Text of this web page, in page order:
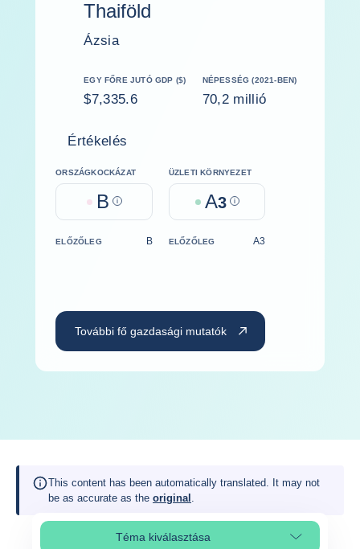
Thaiföld
Ázsia
EGY FŐRE JUTÓ GDP ($)
$7,335.6
NÉPESSÉG (2021-BEN)
70,2 millió
Értékelés
ORSZÁGKOCKÁZAT
B Help
ÜZLETI KÖRNYEZET
A3 Help
ELŐZŐLEG B ELŐZŐLEG A3
További fő gazdasági mutatók
This content has been automatically translated. It may not
be as accurate as the original .
Téma kiválasztásaOldalszakasz kiválasztása